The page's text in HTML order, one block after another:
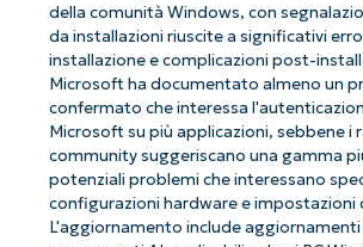
della comunità Windows, con
da installazioni riuscite a significativi
installazione e complicazioni post-
Microsoft ha documentato almeno un
confermato che interessa
Microsoft su più applicazioni, sebbene i
community suggeriscano una gamma
potenziali problemi che interessano
configurazioni hardware e impostazioni
L'aggiornamento include aggiornamenti